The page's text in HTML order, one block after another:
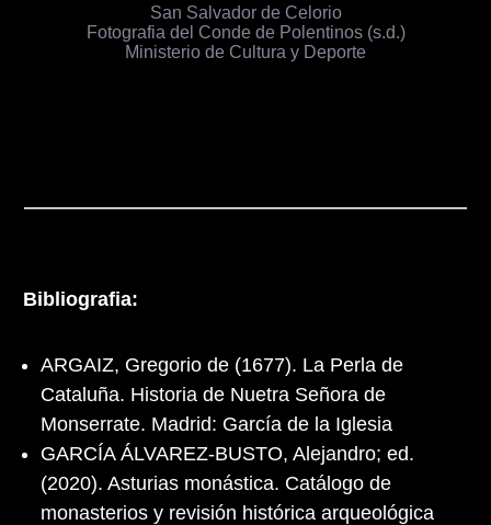
San Salvador de Celorio
Fotografia del Conde de Polentinos (s.d.)
Ministerio de Cultura y Deporte
Bibliografia:
ARGAIZ, Gregorio de (1677). La Perla de
Cataluña. Historia de Nuetra Señora de
Monserrate. Madrid: García de la Iglesia
GARCÍA ÁLVAREZ-BUSTO, Alejandro; ed.
(2020). Asturias monástica. Catálogo de
monasterios y revisión histórica arqueológica